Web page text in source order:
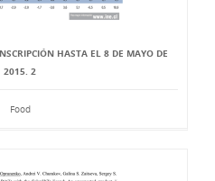
HASTA EL 8 DE MAYO DE
2015. 2
Food